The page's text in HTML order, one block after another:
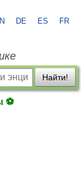
DE ES FR
Найти!
⚽